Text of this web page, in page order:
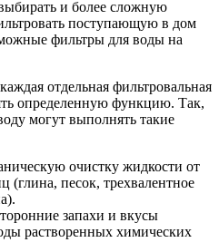
и более сложную
поступающую в дом
фильтры для воды на
отдельная фильтровальная
определенную функцию. Так,
могут выполнять такие
очистку жидкости от
(глина, песок, трехвалентное
запахи и вкусы
растворенных химических